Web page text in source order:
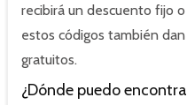
recibirá un descuento fijo
estos códigos también
gratuitos.
¿Dónde puedo